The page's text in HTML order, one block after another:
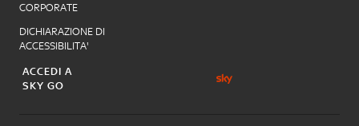
CORPORATE
DICHIARAZIONE DI
ACCESSIBILITA'
ACCEDI A
SKY GO